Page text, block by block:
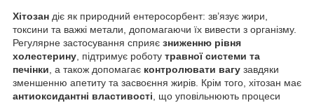
Хітозан діє як природний ентеросорбент: зв’язує жири,
токсини та важкі метали, допомагаючи їх вивести з організму.
Регулярне застосування сприяє зниженню рівня
холестерину, підтримує роботу травної системи та
печінки, а також допомагає контролювати вагу завдяки
зменшенню апетиту та засвоєння жирів. Крім того, хітозан має
антиоксидантні властивості, що уповільнюють процеси